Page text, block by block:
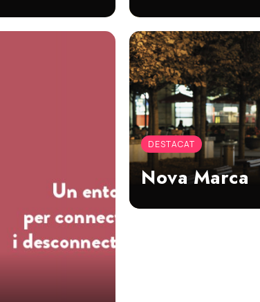
DESTACAT
Nova Marca